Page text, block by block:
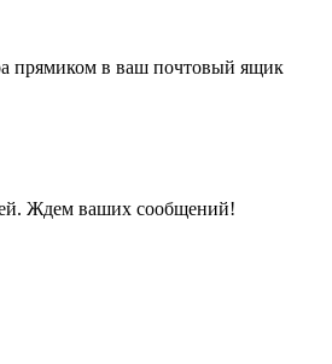
прямиком в ваш почтовый ящик
Ждем ваших сообщений!